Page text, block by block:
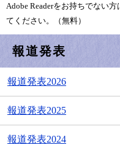
Adobe Readerをお持ちでない
てください。（無料）
報道発表
報道発表2026
報道発表2025
報道発表2024